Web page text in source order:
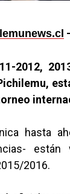
2012,
hasta
2016.